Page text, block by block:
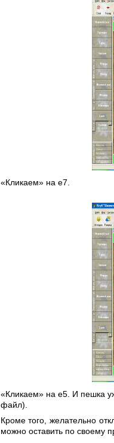
«Кликаем» на e7.
«Кликаем» на е5. И пешка
файл).
Кроме того, желательно
можно оставить по своему